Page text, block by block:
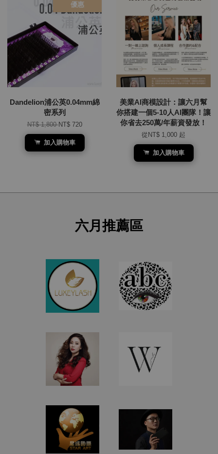
優惠
Dandelion浦公英0.04mm綿
密系列
NT$ 1,800NT$ 720
加入購物車
美業AI商模設計：讓六月幫
你搭建一個5-10人AI團隊！讓
你省去250萬/年薪資發放！
從 NT$ 1,000 起
加入購物車
六月推薦區